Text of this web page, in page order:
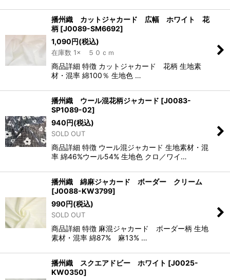
播州織 カットジャカード 広幅 ホワイト 花
柄 [J0089-SM6692]
1,090円(税込)
在庫数 1× ５０ｃｍ
商品詳細 特徴 カットジャカード 花柄 生地素
材・混率 綿100％ 生地色 …
播州織 ウール混花柄ジャカード [J0083-
SP1089-02]
940円(税込)
SOLD OUT
商品詳細 特徴 ウール混ジャカード 生地素材・混
率 綿46%ウール54% 生地色 クロ／ワイ…
播州織 綿麻ジャカード ボーダー クリーム
[J0088-KW3799]
990円(税込)
SOLD OUT
商品詳細 特徴 麻混ジャカード ボーダー柄 生地
素材・混率 綿87% 麻13% …
播州織 スクエアドビー ホワイト [J0025-
KW0350]